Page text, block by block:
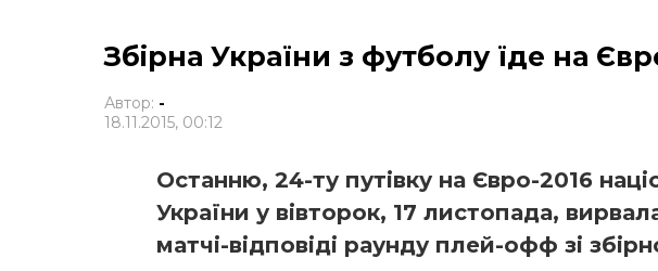
Збірна України з футболу їде на
Автор: -
18.11.2015, 00:12
Останню, 24-ту путівку на Євро-2016
України у вівторок, 17 листопада,
матчі-відповіді раунду плей-офф зі